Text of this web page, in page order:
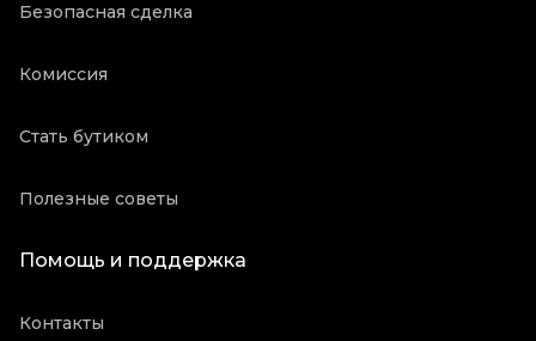
Безопасная сделка
Комиссия
Стать бутиком
Полезные советы
Помощь и поддержка
Контакты